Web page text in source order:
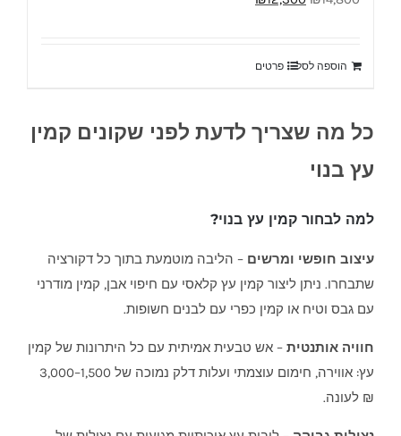
₪14,800.הוספה לסל פרטים
כל מה שצריך לדעת לפני שקונים קמין
עץ בנוי
למה לבחור קמין עץ בנוי?
עיצוב חופשי ומרשים – הליבה מוטמעת בתוך כל דקורציה
שתבחרו. ניתן ליצור קמין עץ קלאסי עם חיפוי אבן, קמין מודרני
עם גבס וטיח או קמין כפרי עם לבנים חשופות.
חוויה אותנטית – אש טבעית אמיתית עם כל היתרונות של קמין
עץ: אווירה, חימום עוצמתי ועלות דלק נמוכה של 1,500–3,000
₪ לעונה.